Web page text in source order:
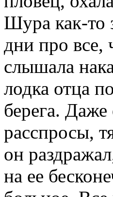
Шура как-то
дни про все,
слышала
лодка отца
берега.
расспросы,
он
на ее